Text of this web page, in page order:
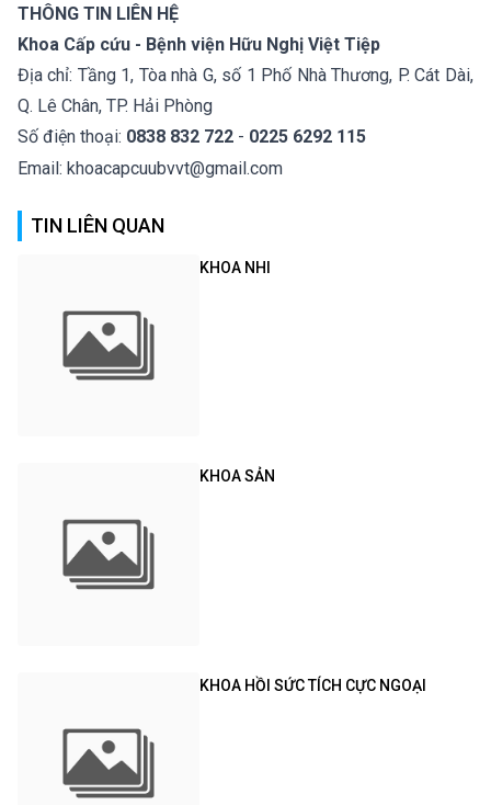
THÔNG TIN LIÊN HỆ
Khoa Cấp cứu - Bệnh viện Hữu Nghị Việt Tiệp
Địa chỉ: Tầng 1, Tòa nhà G, số 1 Phố Nhà Thương, P. Cát Dài,
Q. Lê Chân, TP. Hải Phòng
Số điện thoại: 0838 832 722 - 0225 6292 115
Email: khoacapcuubvvt@gmail.com
TIN LIÊN QUAN
KHOA NHI
KHOA SẢN
KHOA HỒI SỨC TÍCH CỰC NGOẠI